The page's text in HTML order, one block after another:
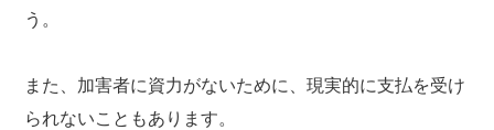
う。
また、加害者に資力がないために、現実的に支払を受け
られないこともあります。